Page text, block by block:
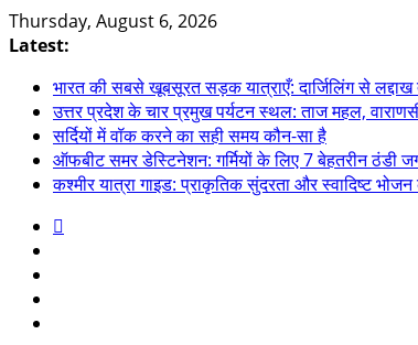
Skip
to
Thursday, August 6, 2026
Latest:
भारत की सबसे खूबसूरत सड़क यात्राएँ: दार्जिलिंग से
उत्तर प्रदेश के चार प्रमुख पर्यटन स्थल: ताज महल,
सर्दियों में वॉक करने का सही समय कौन-सा है
ऑफबीट समर डेस्टिनेशन: गर्मियों के लिए 7 बेहतरीन ठंडी
कश्मीर यात्रा गाइड: प्राकृतिक सुंदरता और स्वादिष्ट